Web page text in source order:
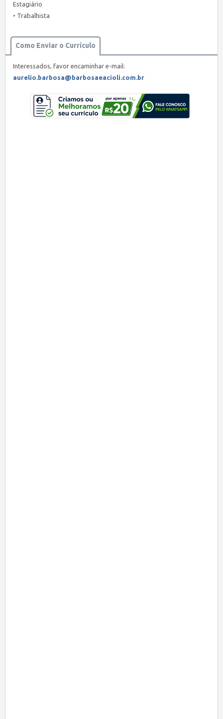
Estagiário
• Trabalhista
Como Enviar o Currículo
Interessados, favor encaminhar e-mail:
aurelio.barbosa@barbosaeacioli.com.br